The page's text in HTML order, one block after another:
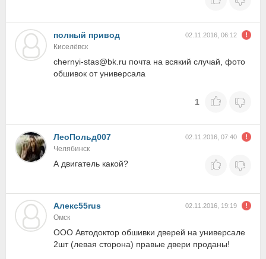
полный привод 02.11.2016, 06:12
Киселёвск
chernyi-stas@bk.ru почта на всякий случай, фото
обшивок от универсала
1
ЛеоПольд007 02.11.2016, 07:40
Челябинск
А двигатель какой?
Алекс55rus 02.11.2016, 19:19
Омск
ООО Автодоктор обшивки дверей на универсале
2шт (левая сторона) правые двери проданы!